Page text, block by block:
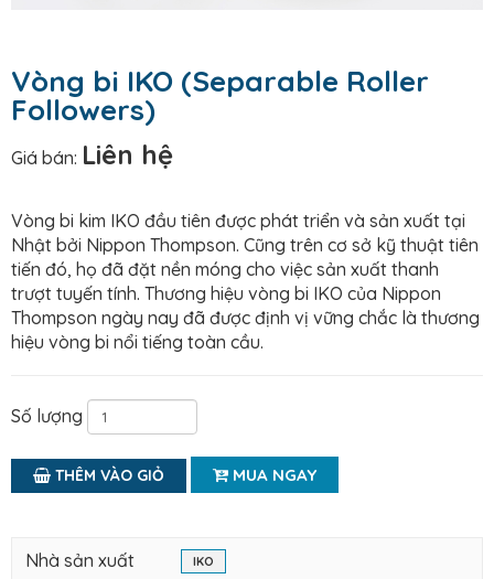
Vòng bi IKO (Separable Roller
Followers)
Giá bán: Liên hệ
Vòng bi kim IKO đầu tiên được phát triển và sản xuất tại
Nhật bởi Nippon Thompson. Cũng trên cơ sở kỹ thuật tiên
tiến đó, họ đã đặt nền móng cho việc sản xuất thanh
trượt tuyến tính. Thương hiệu vòng bi IKO của Nippon
Thompson ngày nay đã được định vị vững chắc là thương
hiệu vòng bi nổi tiếng toàn cầu.
Số lượng
THÊM VÀO GIỎ MUA NGAY
Nhà sản xuất IKO